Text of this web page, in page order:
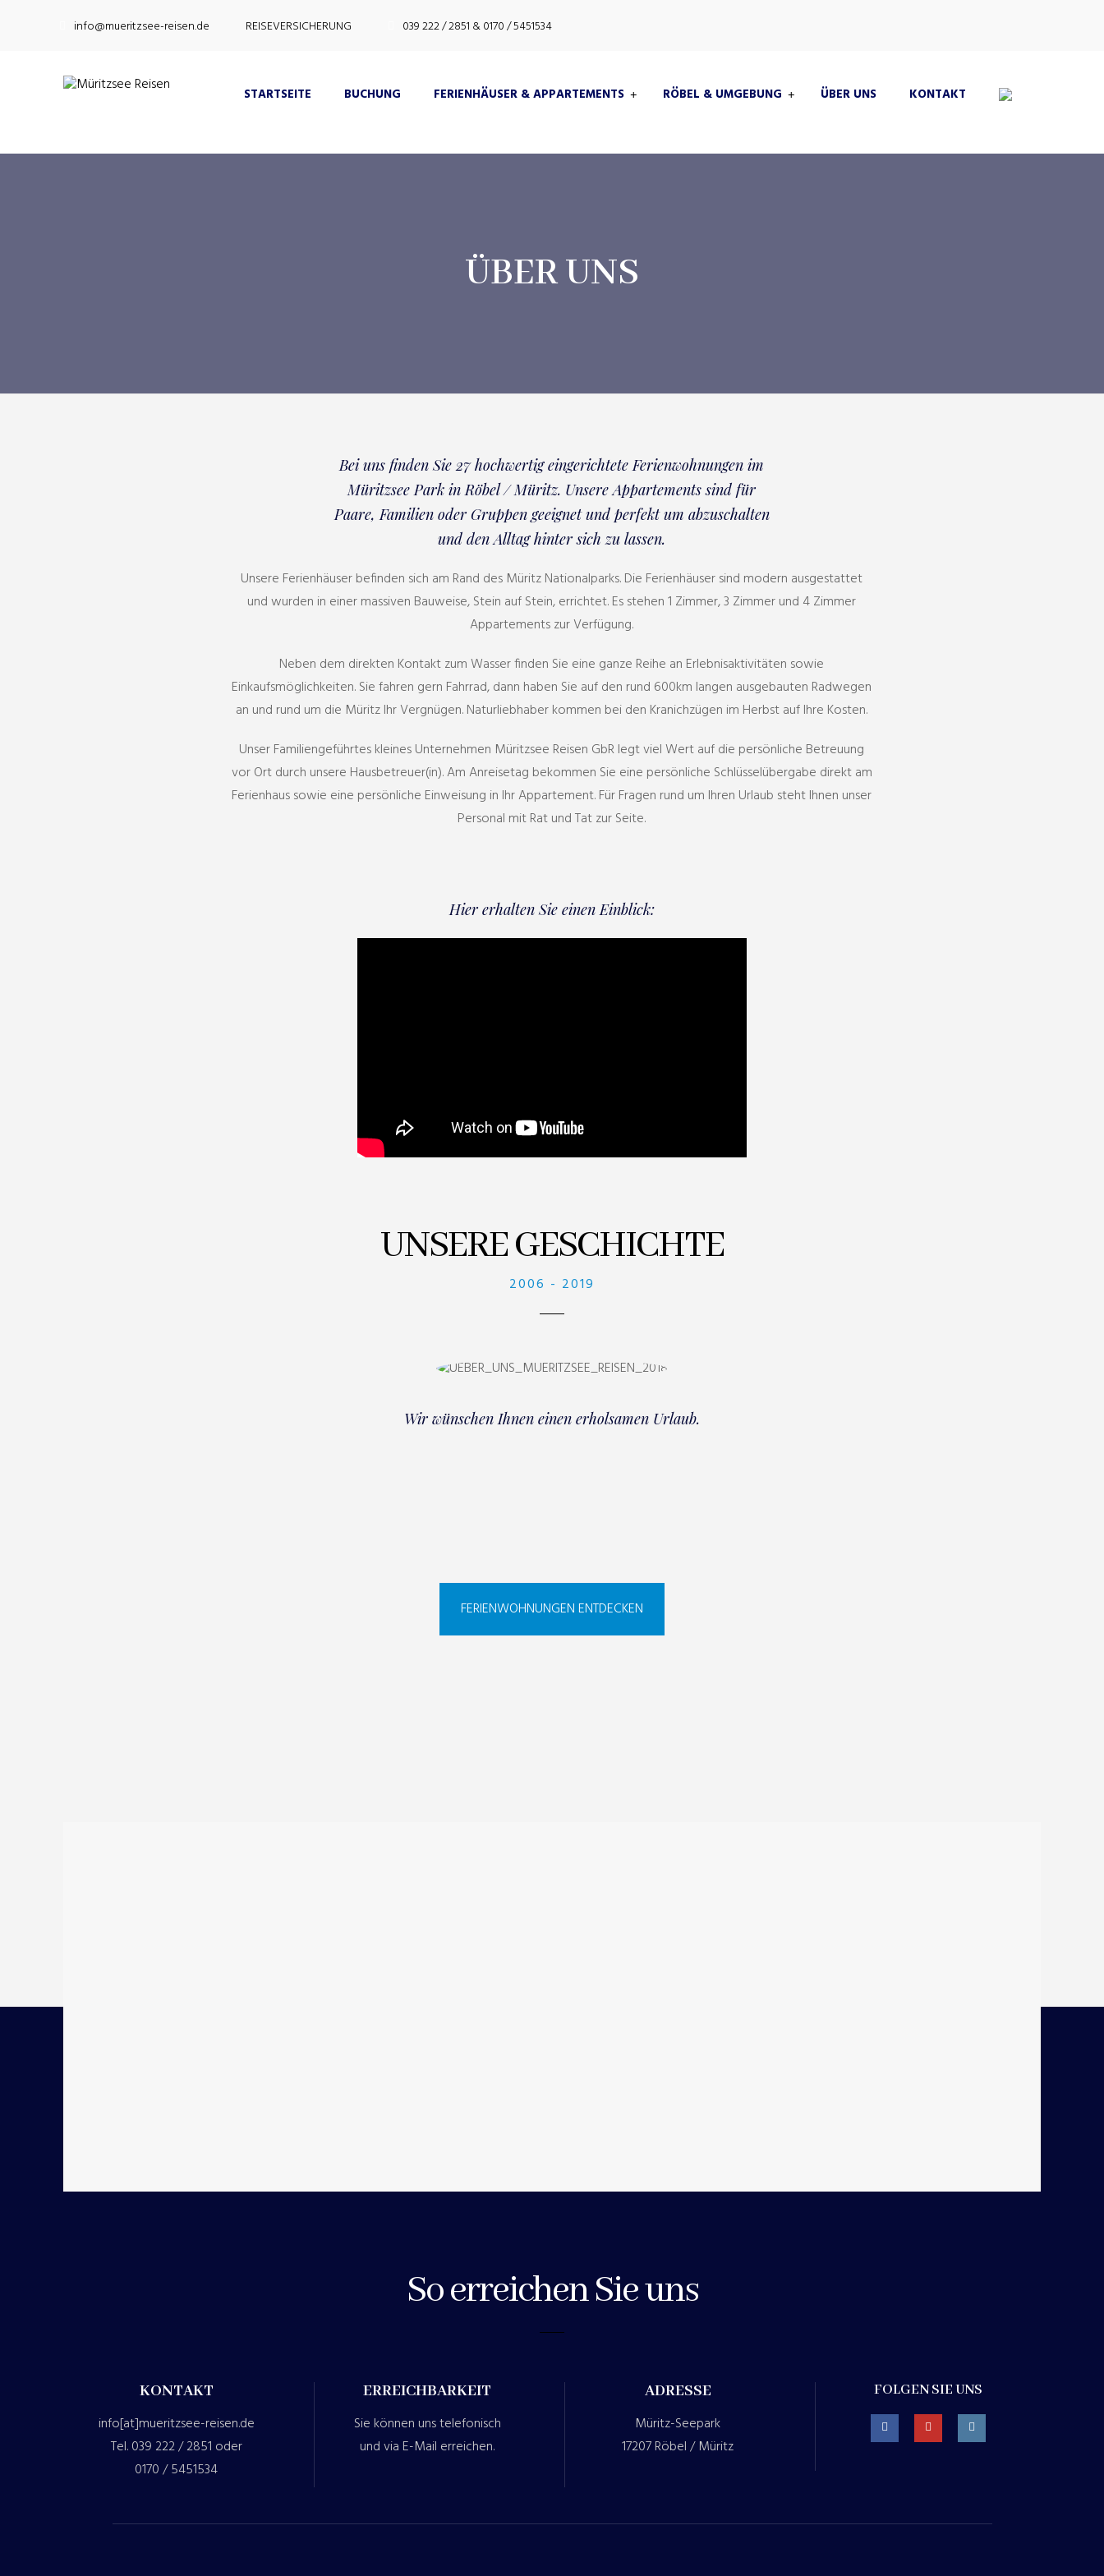
info@mueritzsee-reisen.de REISEVERSICHERUNG 039 222 / 2851 & 0170 / 5451534
STARTSEITE BUCHUNG FERIENHÄUSER & APPARTEMENTS RÖBEL & UMGEBUNG ÜBER UNS KONTAKT
ÜBER UNS
Bei uns finden Sie 27 hochwertig eingerichtete Ferienwohnungen im
Müritzsee Park in Röbel / Müritz. Unsere Appartements sind für
Paare, Familien oder Gruppen geeignet und perfekt um abzuschalten
und den Alltag hinter sich zu lassen.
Unsere Ferienhäuser befinden sich am Rand des Müritz Nationalparks. Die Ferienhäuser sind modern ausgestattet
und wurden in einer massiven Bauweise, Stein auf Stein, errichtet. Es stehen 1 Zimmer, 3 Zimmer und 4 Zimmer
Appartements zur Verfügung.
Neben dem direkten Kontakt zum Wasser finden Sie eine ganze Reihe an Erlebnisaktivitäten sowie
Einkaufsmöglichkeiten. Sie fahren gern Fahrrad, dann haben Sie auf den rund 600km langen ausgebauten Radwegen
an und rund um die Müritz Ihr Vergnügen. Naturliebhaber kommen bei den Kranichzügen im Herbst auf Ihre Kosten.
Unser Familiengeführtes kleines Unternehmen Müritzsee Reisen GbR legt viel Wert auf die persönliche Betreuung
vor Ort durch unsere Hausbetreuer(in). Am Anreisetag bekommen Sie eine persönliche Schlüsselübergabe direkt am
Ferienhaus sowie eine persönliche Einweisung in Ihr Appartement. Für Fragen rund um Ihren Urlaub steht Ihnen unser
Personal mit Rat und Tat zur Seite.
Hier erhalten Sie einen Einblick:
UNSERE GESCHICHTE
2006 - 2019
Wir wünschen Ihnen einen erholsamen Urlaub.
FERIENWOHNUNGEN ENTDECKEN
So erreichen Sie uns
KONTAKT
info[at]mueritzsee-reisen.de
Tel. 039 222 / 2851 oder
0170 / 5451534
ERREICHBARKEIT
Sie können uns telefonisch
und via E-Mail erreichen.
ADRESSE
Müritz-Seepark
17207 Röbel / Müritz
FOLGEN SIE UNS